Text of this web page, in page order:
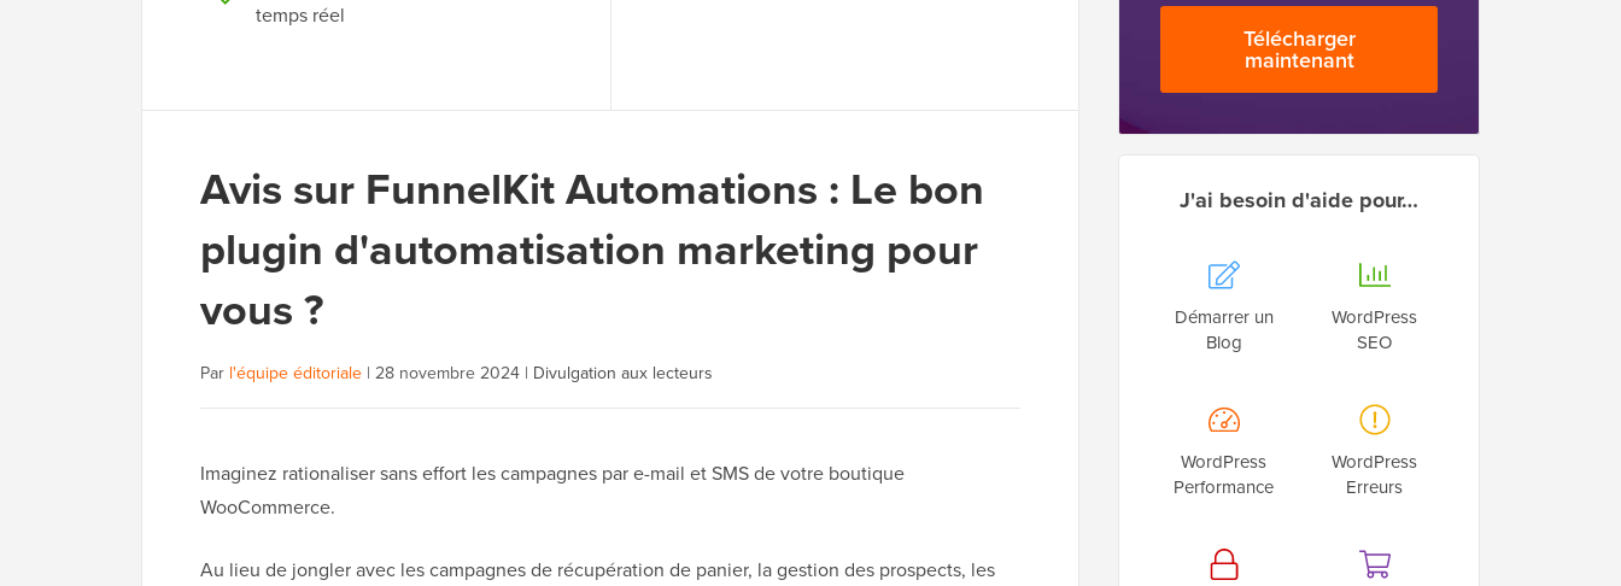
temps réel
Avis sur FunnelKit Automations : Le bon
plugin d'automatisation marketing pour
vous ?
Par l'équipe éditoriale | 28 novembre 2024 | Divulgation aux lecteurs
Imaginez rationaliser sans effort les campagnes par e-mail et SMS de votre boutique
WooCommerce.
Au lieu de jongler avec les campagnes de récupération de panier, la gestion des prospects, les
Télécharger
maintenant
J'ai besoin d'aide pour…
Démarrer un
Blog
WordPress
SEO
WordPress
Performance
WordPress
Erreurs